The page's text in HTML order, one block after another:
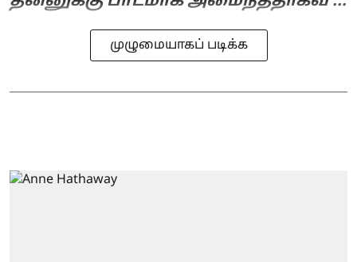
முழுமையாகப் படிக்க